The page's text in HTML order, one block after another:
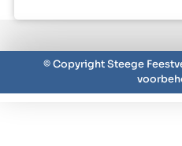
© Copyright Steege